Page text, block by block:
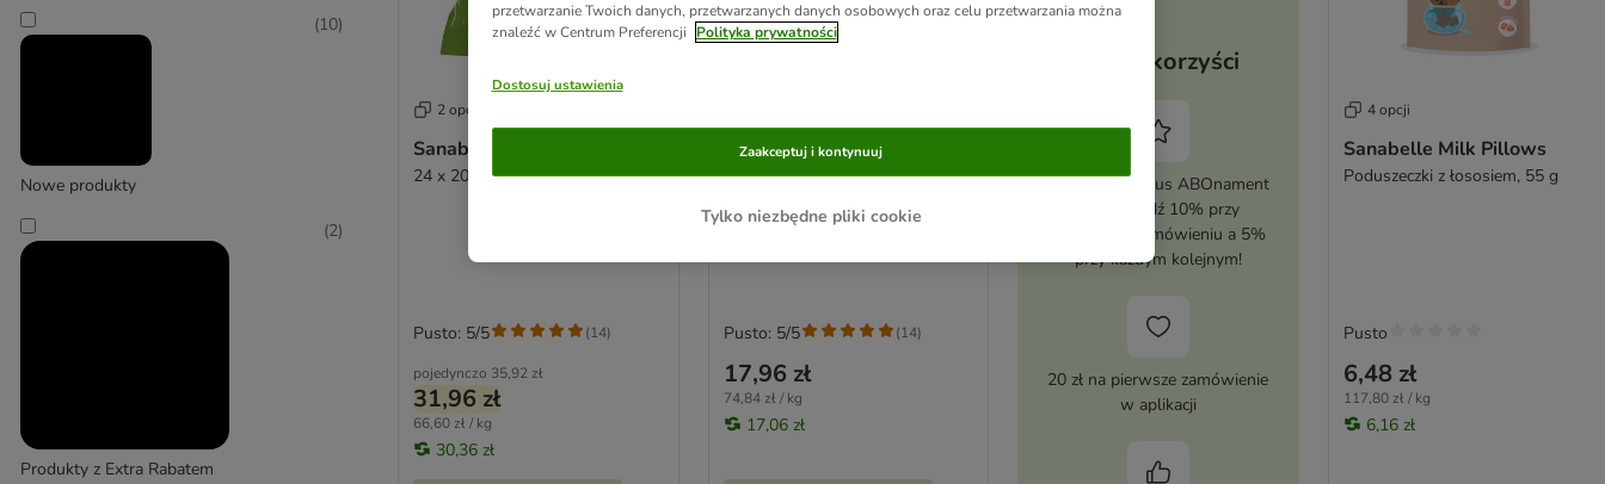
Nowe produkty
(10)
Produkty z Extra Rabatem
(2)
2 opcji
Sanabelle Hairball Snack
24 x 20 g
pojedynczo 35,92 zł
31,96 zł
66,60 zł / kg
30,36 zł
Pusto: 5/5 (14)
Sanabelle Hairball Snack
12 x 20 g
17,96 zł
74,84 zł / kg
17,06 zł
Pusto: 5/5 (14)
Twoje korzyści
Aktywuj zooplus ABOnament
i zaoszczędź 10% przy
pierwszym zamówieniu a 5%
przy każdym kolejnym!
20 zł na pierwsze zamówienie
w aplikacji
4 opcji
Sanabelle Milk Pillows
Poduszeczki z łososiem, 55 g
6,48 zł
117,80 zł / kg
6,16 zł
Pusto
przetwarzanie Twoich danych, przetwarzanych danych osobowych oraz celu przetwarzania można
znaleźć w Centrum Preferencji
Polityka prywatności
Dostosuj ustawienia
Tylko niezbędne pliki cookie
Zaakceptuj i kontynuuj